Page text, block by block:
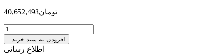
40,652,498تومان
افزودن به سبد خرید
اطلاع رسانی